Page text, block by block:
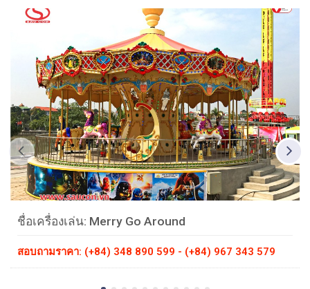
ชื่อเครื่องเล่น: Merry Go Around
สอบถามราคา: (+84) 348 890 599 - (+84) 967 343 579